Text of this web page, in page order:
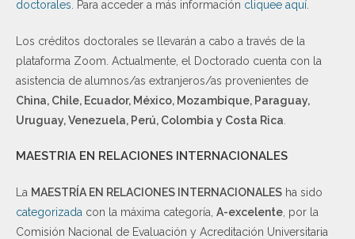
doctorales . Para acceder a más información cliquee aquí
Los créditos doctorales se llevarán a cabo a través de la
plataforma Zoom. Actualmente, el Doctorado cuenta con la
asistencia de alumnos/as extranjeros/as provenientes de
China, Chile, Ecuador, México, Mozambique, Paraguay,
Uruguay, Venezuela, Perú, Colombia y Costa Rica
MAESTRIA EN RELACIONES INTERNACIONALES
La MAESTRÍA EN RELACIONES INTERNACIONALES ha sido
categorizada con la máxima categoría, A-excelente , por la
Comisión Nacional de Evaluación y Acreditación Universitaria